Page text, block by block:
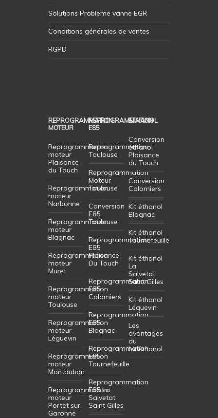
Solutions Probleme vanne EGR
Conditions générales de ventes
RGPD
REPROGRAMMATION
MOTEUR
Reprogrammation
moteur
Plaisance
du Touch
Reprogrammation
moteur
Narbonne
Reprogrammation
moteur
Blagnac
Reprogrammation
moteur
Muret
Reprogrammation
moteur
Toulouse
Reprogrammation
moteur
Léguevin
Reprogrammation
moteur
Montauban
Reprogrammation
moteur
Portet sur
Garonne
REPROGRAMMATION
E85
Reprogrammation
Toulouse
Reprogrammation
Moteur
Toulouse
Conversion
E85
Toulouse
Reprogrammation
E85
Plaisance
Du Touch
Reprogrammation
E85
Colomiers
Reprogrammation
E85
Blagnac
Reprogrammation
E85
Tournefeuille
Reprogrammation
E85 La
Salvetat
Saint Gilles
ETHANOL
Conversion
éthanol
Plaisance
du Touch
Conversion
Colomiers
Kit éthanol
Blagnac
Kit éthanol
Tournefeuille
Kit éthanol
La
Salvetat
Saint Gilles
Kit éthanol
Léguevin
Les
avantages
du
bioéthanol